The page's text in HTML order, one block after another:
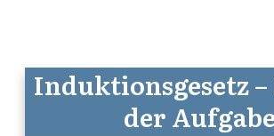
Induktionsgesetz
der Aufgabe